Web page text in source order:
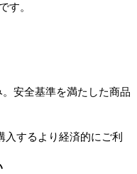
す。
安全基準を満たした商品
するより経済的にご利